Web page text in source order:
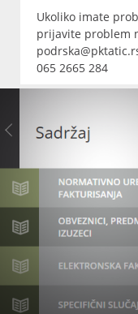
Ukoliko imate
prijavite problem
065 2665 284